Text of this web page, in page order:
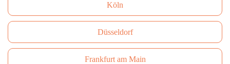
Köln
Düsseldorf
Frankfurt am Main